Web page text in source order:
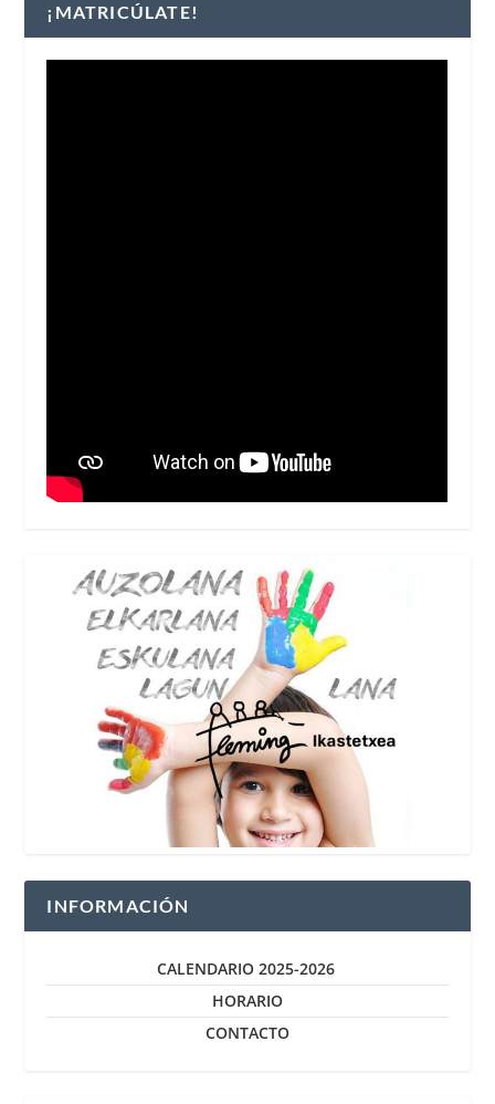
¡MATRICÚLATE!
INFORMACIÓN
CALENDARIO 2025-2026
HORARIO
CONTACTO